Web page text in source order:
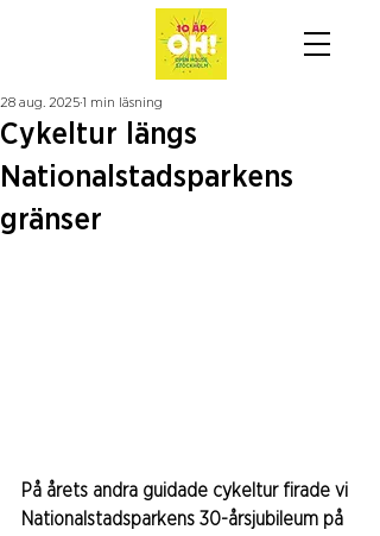
Cykeltur längs
Nationalstadsparkens
gränser
28 aug. 20251 min läsning
På årets andra guidade cykeltur firade vi
Nationalstadsparkens 30-årsjubileum på